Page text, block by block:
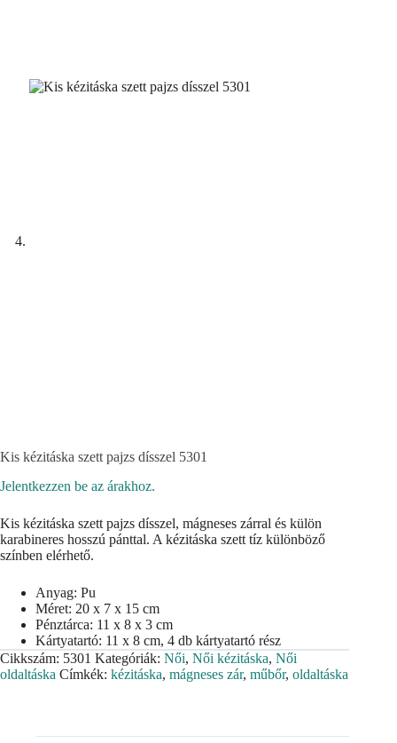
Kis kézitáska szett pajzs dísszel 5301
Jelentkezzen be az árakhoz.
Kis kézitáska szett pajzs dísszel, mágneses zárral és külön
karabineres hosszú pánttal. A kézitáska szett tíz különböző
színben elérhető.
Anyag: Pu
Méret: 20 x 7 x 15 cm
Pénztárca: 11 x 8 x 3 cm
Kártyatartó: 11 x 8 cm, 4 db kártyatartó rész
Cikkszám: 5301 Kategóriák: Női, Női kézitáska, Női
oldaltáska Címkék: kézitáska, mágneses zár, műbőr, oldaltáska